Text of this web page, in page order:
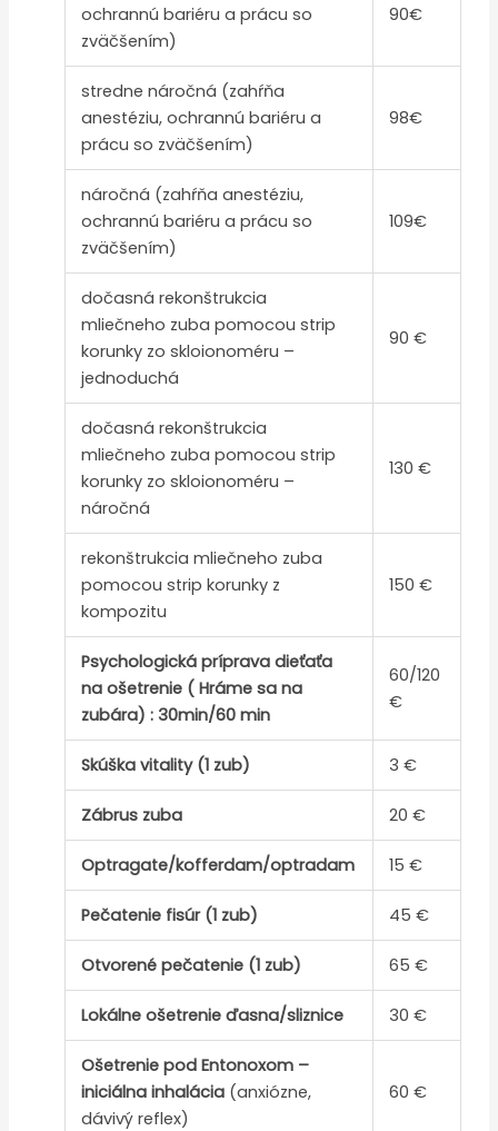
ochrannú bariéru a prácu so
zväčšením)
90€
stredne náročná (zahŕňa
anestéziu, ochrannú bariéru a
prácu so zväčšením)
98€
náročná (zahŕňa anestéziu,
ochrannú bariéru a prácu so
zväčšením)
109€
dočasná rekonštrukcia
mliečneho zuba pomocou strip
korunky zo skloionoméru –
jednoduchá
90 €
dočasná rekonštrukcia
mliečneho zuba pomocou strip
korunky zo skloionoméru –
náročná
130 €
rekonštrukcia mliečneho zuba
pomocou strip korunky z
kompozitu
150 €
Psychologická príprava dieťaťa
na ošetrenie ( Hráme sa na
zubára) : 30min/60 min
60/120
€
Skúška vitality (1 zub) 3 €
Zábrus zuba 20 €
Optragate/kofferdam/optradam 15 €
Pečatenie fisúr (1 zub) 45 €
Otvorené pečatenie (1 zub) 65 €
Lokálne ošetrenie ďasna/sliznice 30 €
Ošetrenie pod Entonoxom –
iniciálna inhalácia (anxiózne,
dávivý reflex)
60 €